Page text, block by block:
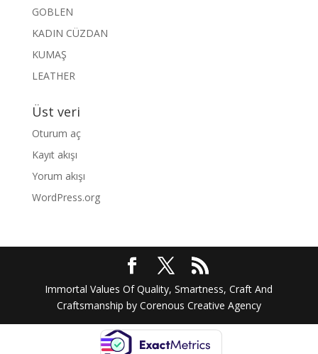
GOBLEN
KADIN CÜZDAN
KUMAŞ
LEATHER
Üst veri
Oturum aç
Kayıt akışı
Yorum akışı
WordPress.org
Immortal Values Of Quality, Smartness, Craft And
Craftsmanship by Corenous Creative Agency